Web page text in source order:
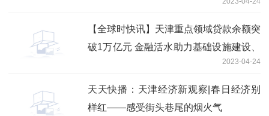
【全球时快讯】天津重点领域贷款余额突
破1万亿元 金融活水助力基础设施建设、
2023-04-24
天天快播：天津经济新观察|春日经济别
样红——感受街头巷尾的烟火气